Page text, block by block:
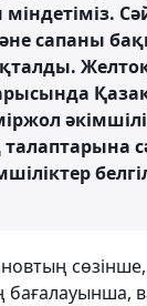
сапаны